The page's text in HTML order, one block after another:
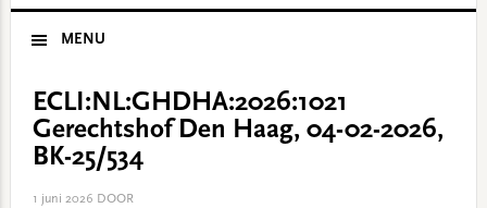
MENU
ECLI:NL:GHDHA:2026:1021
Gerechtshof Den Haag, 04-02-2026,
BK-25/534
1 juni 2026 DOOR